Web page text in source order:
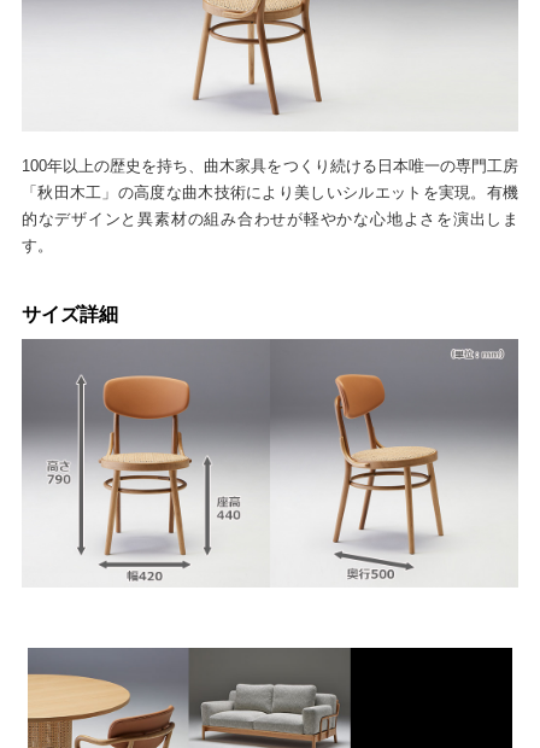
100年以上の歴史を持ち、曲木家具をつくり続ける日本唯一の専門工房
「秋田木工」の高度な曲木技術により美しいシルエットを実現。有機
的なデザインと異素材の組み合わせが軽やかな心地よさを演出しま
す。
サイズ詳細